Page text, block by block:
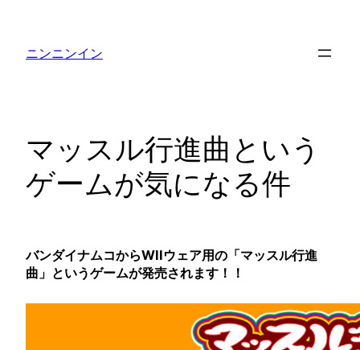
ニンニンイン
マッスル行進曲という
ゲームが気になる件
バンダイナムコからWIIウェア用の「マッスル行進
曲」というゲームが発売されます！！